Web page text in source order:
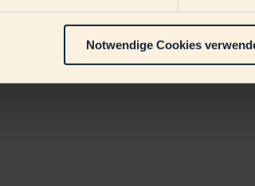
Notwendige Cookies